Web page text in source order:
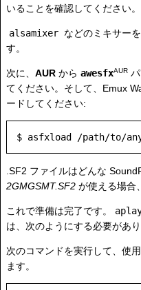
いることを確認してください。
alsamixer などのミキサー
す。
次に、 AUR から awesfxAUR
てください。そして、Emux
ードしてください:
.SF2 ファイルはどんな
2GMGSMT.SF2 が使える場合
これで準備は完了です。
は、次のようにする必要があ
次のコマンドを実行して、使
ます。